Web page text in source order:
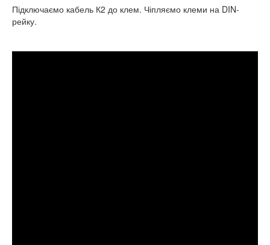
Підключаємо кабель К2 до клем. Чіпляємо клеми на DIN-
рейку.